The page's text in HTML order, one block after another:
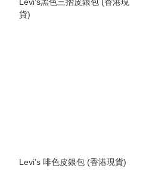
貨)
Levi’s 啡色皮銀包 (香港現貨)